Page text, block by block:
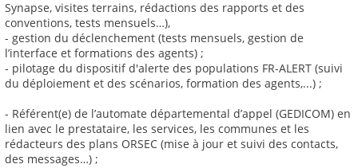
Synapse, visites terrains, rédactions des rapports et des
conventions, tests mensuels…),
- gestion du déclenchement (tests mensuels, gestion de
l’interface et formations des agents) ;
- pilotage du dispositif d'alerte des populations FR-ALERT (suivi
du déploiement et des scénarios, formation des agents,...) ;
- Référent(e) de l’automate départemental d’appel (GEDICOM) en
lien avec le prestataire, les services, les communes et les
rédacteurs des plans ORSEC (mise à jour et suivi des contacts,
des messages…) ;